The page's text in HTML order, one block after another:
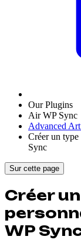
Our Plugins
Air WP Sync
Advanced
Créer un
Sync
Sur cette page
Créer
WP